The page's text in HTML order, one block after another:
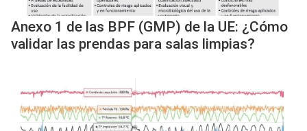
Anexo 1 de las BPF (GMP) de la UE: ¿Cómo
validar las prendas para salas limpias?